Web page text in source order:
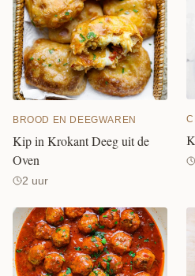
BROOD EN DEEGWAREN
Kip in Krokant Deeg uit de
Oven
2 uur